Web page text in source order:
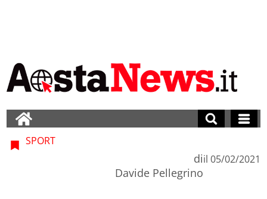
SPORT
di
Davide Pellegrino
il 05/02/2021